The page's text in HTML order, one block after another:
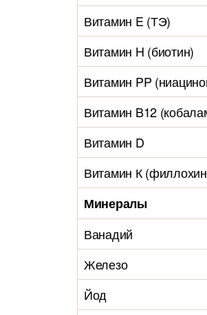
Витамин E (ТЭ)
Витамин H (биотин)
Витамин PP
Витамин B12
Витамин D
Витамин К
Минералы
Ванадий
Железо
Йод